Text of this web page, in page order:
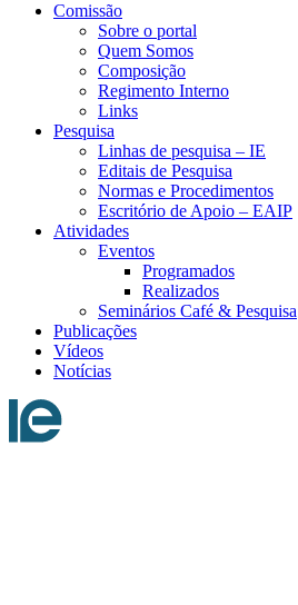
Comissão
Sobre o portal
Quem Somos
Composição
Regimento Interno
Links
Pesquisa
Linhas de pesquisa – IE
Editais de Pesquisa
Normas e Procedimentos
Escritório de Apoio – EAIP
Atividades
Eventos
Programados
Realizados
Seminários Café & Pesquisa
Publicações
Vídeos
Notícias